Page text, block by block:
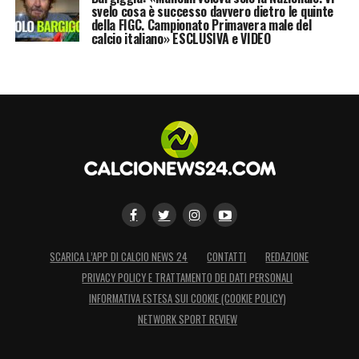
svelo cosa è successo davvero dietro le quinte
della FIGC. Campionato Primavera male del
calcio italiano» ESCLUSIVA e VIDEO
SCARICA L’APP DI CALCIO NEWS 24 CONTATTI
REDAZIONE
PRIVACY POLICY E TRATTAMENTO DEI DATI PERSONALI
INFORMATIVA ESTESA SUI COOKIE (COOKIE POLICY)
NETWORK SPORT REVIEW